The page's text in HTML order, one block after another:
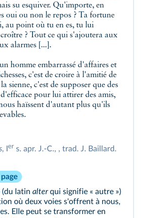
su esquiver. Qu'importe, en
oui ou non le repos ? Ta fortune
au point où tu en es, tu lui
croître ? Tout ce qui s'ajoutera aux
alarmes [...].
homme embarrassé d'affaires et
c'est de croire à l'amitié de
sienne, c'est de supposer que des
pour lui attirer des amis,
haïssent d'autant plus qu'ils
, I er s. apr. J.-C., , trad. J. Baillard.
(du latin alterqui signifie « autre »)
où deux voies s'offrent à nous,
Elle peut se transformer en